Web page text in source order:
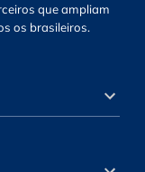
que ampliam
os brasileiros.